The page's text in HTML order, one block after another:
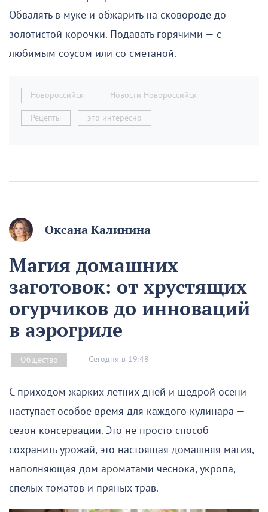
Обвалять в муке и обжарить на сковороде до
золотистой корочки. Подавать горячими — с
любимым соусом или со сметаной.
Новороссийск Новости Новороссийск
Рецепты это интересно
Оксана Калинина
Магия домашних
заготовок: от хрустящих
огурчиков до инноваций
в аэрогриле
Общество Сегодня в 19:48
С приходом жарких летних дней и щедрой осени
наступает особое время для каждого кулинара —
сезон консервации. Это не просто способ
сохранить урожай, это настоящая домашняя магия,
наполняющая дом ароматами чеснока, укропа,
спелых томатов и пряных трав.